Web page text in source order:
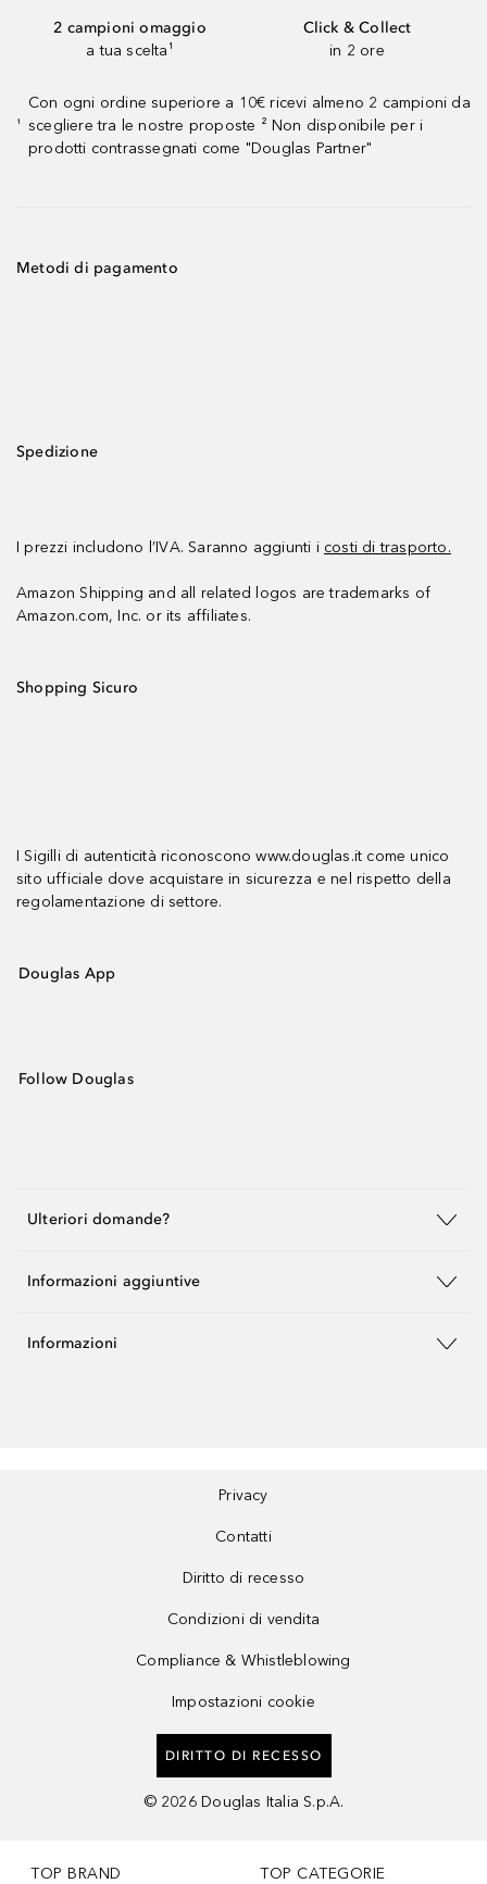
2 campioni omaggio
a tua scelta¹
Click & Collect
in 2 ore
¹
Con ogni ordine superiore a 10€ ricevi almeno 2 campioni da
scegliere tra le nostre proposte ² Non disponibile per i
prodotti contrassegnati come "Douglas Partner"
Metodi di pagamento
Spedizione
I prezzi includono l’IVA. Saranno aggiunti i costi di trasporto.
Amazon Shipping and all related logos are trademarks of
Amazon.com, Inc. or its affiliates.
Shopping Sicuro
I Sigilli di autenticità riconoscono www.douglas.it come unico
sito ufficiale dove acquistare in sicurezza e nel rispetto della
regolamentazione di settore.
Douglas App
Follow Douglas
Ulteriori domande?
Informazioni aggiuntive
Informazioni
Privacy
Contatti
Diritto di recesso
Condizioni di vendita
Compliance & Whistleblowing
Impostazioni cookie
DIRITTO DI RECESSO
© 2026 Douglas Italia S.p.A.
TOP BRAND TOP CATEGORIE